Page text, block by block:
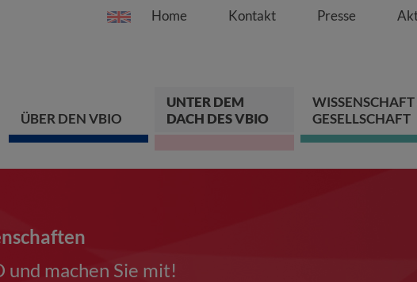
Springe direkt zu:
Zum Hauptinhalt
Zur Hauptnavigation
Zur Footer-
Home Kontakt Presse
ÜBER DEN VBIO
UNTER DEM
DACH DES VBIO
WISSENSCHAFT
GESELLSCHAFT
machen Sie mit!